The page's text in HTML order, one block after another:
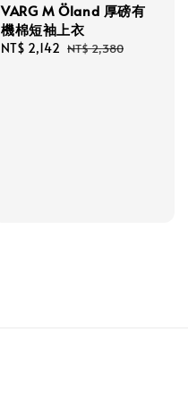
VARG M Öland 厚磅有
機棉短袖上衣
Sale
NT$ 2,142 Regular
NT$ 2,380